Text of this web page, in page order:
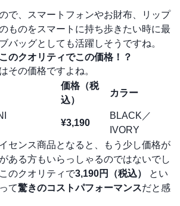
で、スマートフォンやお財布、リップ
ものをスマートに持ち歩きたい時に最
バッグとしても活躍しそうですね。
のクオリティでこの価格！？
その価格ですよね。
価格（税
込）
カラー
¥3,190
BLACK／
IVORY
センス商品となると、もう少し価格が
ある方もいらっしゃるのではないでし
のクオリティで3,190円（税込）
とい
て驚きのコストパフォーマンスだと感